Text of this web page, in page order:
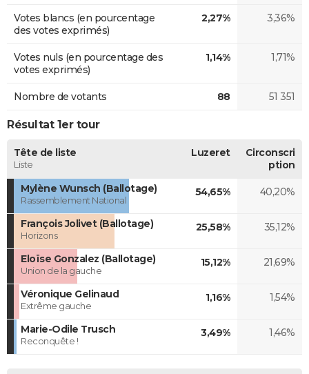
Votes blancs (en pourcentage
des votes exprimés)
2,27% 3,36%
Votes nuls (en pourcentage des
votes exprimés)
1,14% 1,71%
Nombre de votants 88 51 351
Résultat 1er tour
Tête de liste
Liste
Luzeret
Circonscri
ption
Mylène Wunsch (Ballotage)
Rassemblement National
54,65% 40,20%
François Jolivet (Ballotage)
Horizons
25,58% 35,12%
Eloïse Gonzalez (Ballotage)
Union de la gauche
15,12% 21,69%
Véronique Gelinaud
Extrême gauche
1,16% 1,54%
Marie-Odile Trusch
Reconquête !
3,49% 1,46%